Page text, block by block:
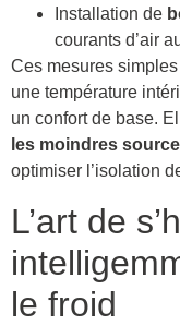
Installation de
courants d’air
Ces mesures
une température
un confort de base.
les moindres
optimiser l’isolation
L’art de
le froid